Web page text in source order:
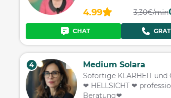
4.99 3,30€/min
CHAT
4 Medium Solara
Sofortige KLARHEIT und
❤ HELLSICHT ❤
Beratung❤